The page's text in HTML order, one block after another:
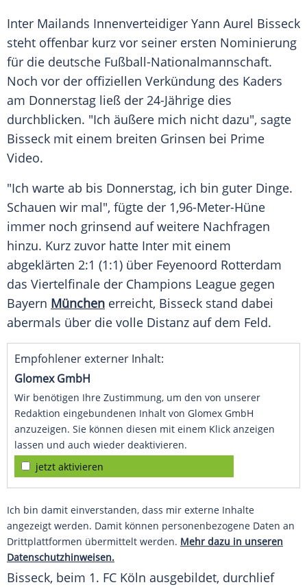
Inter Mailands Innenverteidiger Yann Aurel Bisseck
steht offenbar kurz vor seiner ersten Nominierung
für die deutsche Fußball-Nationalmannschaft.
Noch vor der offiziellen Verkündung des Kaders
am Donnerstag ließ der 24-Jährige dies
durchblicken. "Ich äußere mich nicht dazu", sagte
Bisseck mit einem breiten Grinsen bei Prime
Video.
"Ich warte ab bis Donnerstag, ich bin guter Dinge.
Schauen wir mal", fügte der 1,96-Meter-Hüne
immer noch grinsend auf weitere Nachfragen
hinzu. Kurz zuvor hatte Inter mit einem
abgeklärten 2:1 (1:1) über Feyenoord Rotterdam
das Viertelfinale der Champions League gegen
Bayern München erreicht, Bisseck stand dabei
abermals über die volle Distanz auf dem Feld.
Empfohlener externer Inhalt:
Glomex GmbH
Wir benötigen Ihre Zustimmung, um den von unserer
Redaktion eingebundenen Inhalt von Glomex GmbH
anzuzeigen. Sie können diesen mit einem Klick anzeigen
lassen und auch wieder deaktivieren.
jetzt aktivieren
Ich bin damit einverstanden, dass mir externe Inhalte
angezeigt werden. Damit können personenbezogene Daten an
Drittplattformen übermittelt werden. Mehr dazu in unseren
Datenschutzhinweisen.
Bisseck, beim 1. FC Köln ausgebildet, durchlief